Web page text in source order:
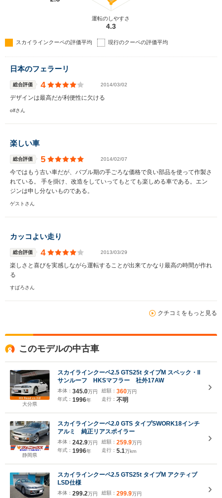
運転のしやすさ
4.3
スカイラインクーペの評価平均 現行のクーペの評価平均
日本のフェラーリ
総合評価 4 2014/03/02
デザインは最高だが利便性に欠ける
olfさん
楽しい車
総合評価 5 2014/02/07
今ではもう古い車だが、バブル期の手ごろな価格で良い部品を使って作製さ
れている。 手を掛け、改造をしていってもとても楽しめる車である。エン
ジンは申し分ないものである。
ゲストさん
カッコよい走り
総合評価 4 2013/03/29
楽しさと喜びを実感しながら運転することが出来てかなり最高の時間が作れ
る
すぱろさん
クチコミをもっと見る
このモデルの中古車
大分県
スカイラインクーペ2.5 GTS25t タイプM スペック・II
サンルーフ HKSマフラー 社外17AW
本体： 345.0万円
年式： 1996年
総額： 360万円
走行： 不明
静岡県
スカイラインクーペ2.0 GTS タイプSWORK18インチ
アルミ 純正リアスポイラー
本体： 242.9万円
年式： 1996年
総額： 259.9万円
走行： 5.1万km
スカイラインクーペ2.5 GTS25t タイプM アクティブ
LSD仕様
本体： 299.2万円
総額： 299.9万円